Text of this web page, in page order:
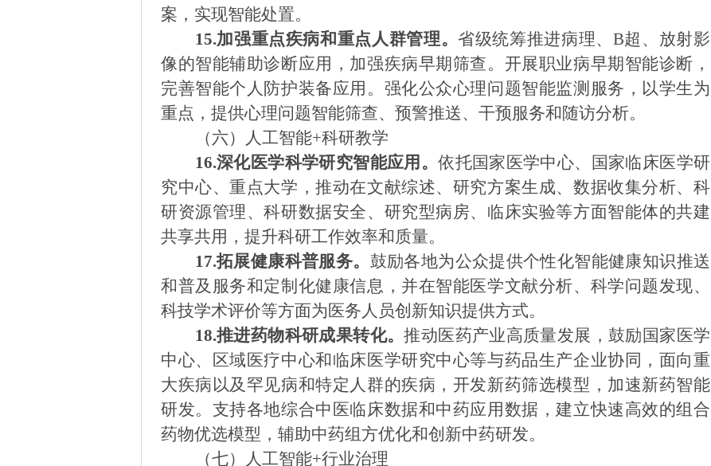
案，实现智能处置。
15.加强重点疾病和重点人群管理。省级统筹推进病理、 B超、放射影
像的智能辅助诊断应用，加强疾病早期筛查。开展职业病早期智能诊断，
完善智能个人防护装备应用。强化公众心理问题智能监测服务，以学生为
重点，提供心理问题智能筛查、预警推送、干预服务和随访分析。
（六）人工智能+科研教学
16.深化医学科学研究智能应用。依托国家医学中心、国家临床医学研
究中心、重点大学，推动在文献综述、研究方案生成、数据收集分析、科
研资源管理、科研数据安全、研究型病房、临床实验等方面智能体的共建
共享共用，提升科研工作效率和质量。
17.拓展健康科普服务。 鼓励各地为公众提供个性化智能健康知识推送
和普及服务和定制化健康信息，并在智能医学文献分析、科学问题发现、
科技学术评价等方面为医务人员创新知识提供方式。
18.推进药物科研成果转化。推动医药产业高质量发展，鼓励国家医学
中心、区域医疗中心和临床医学研究中心等与药品生产企业协同，面向重
大疾病以及罕见病和特定人群的疾病，开发新药筛选模型，加速新药智能
研发。支持各地综合中医临床数据和中药应用数据，建立快速高效的组合
药物优选模型，辅助中药组方优化和创新中药研发。
（七）人工智能+行业治理